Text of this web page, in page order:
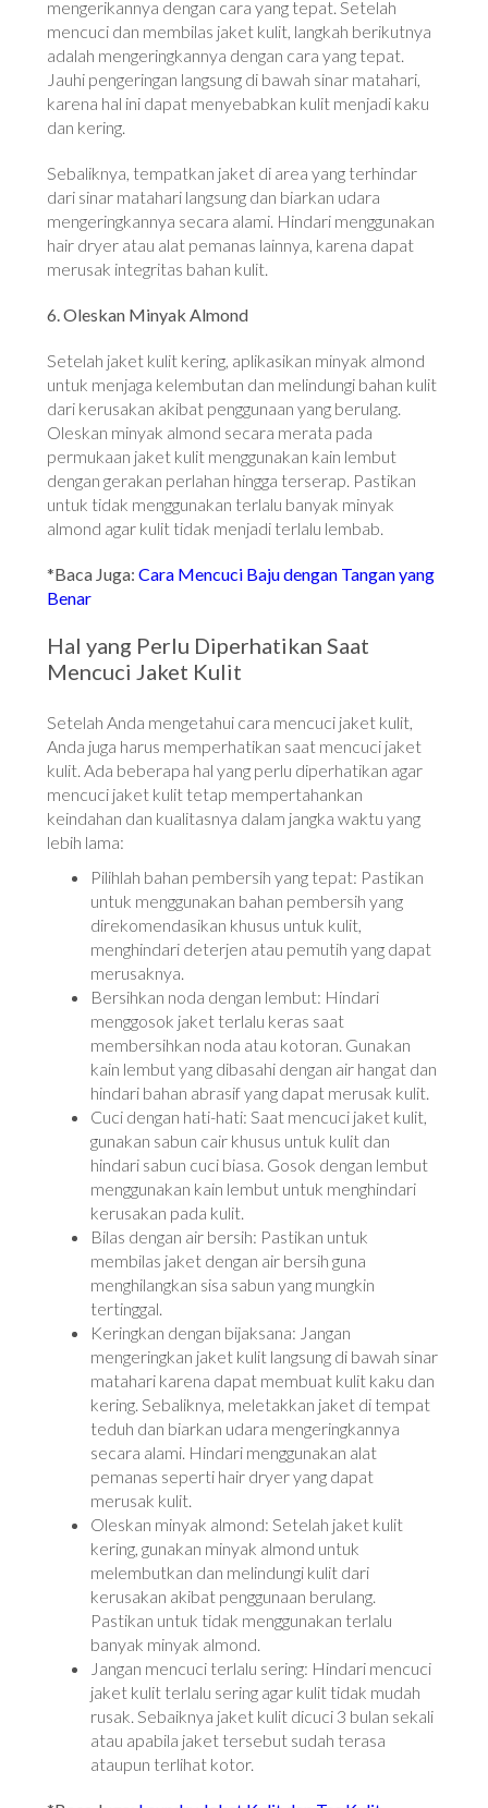
mengerikannya dengan cara yang tepat. Setelah
mencuci dan membilas jaket kulit, langkah berikutnya
adalah mengeringkannya dengan cara yang tepat.
Jauhi pengeringan langsung di bawah sinar matahari,
karena hal ini dapat menyebabkan kulit menjadi kaku
dan kering.
Sebaliknya, tempatkan jaket di area yang terhindar
dari sinar matahari langsung dan biarkan udara
mengeringkannya secara alami. Hindari menggunakan
hair dryer atau alat pemanas lainnya, karena dapat
merusak integritas bahan kulit.
6. Oleskan Minyak Almond
Setelah jaket kulit kering, aplikasikan minyak almond
untuk menjaga kelembutan dan melindungi bahan kulit
dari kerusakan akibat penggunaan yang berulang.
Oleskan minyak almond secara merata pada
permukaan jaket kulit menggunakan kain lembut
dengan gerakan perlahan hingga terserap. Pastikan
untuk tidak menggunakan terlalu banyak minyak
almond agar kulit tidak menjadi terlalu lembab.
*Baca Juga:Cara Mencuci Baju dengan Tangan yang
Benar
Hal yang Perlu Diperhatikan Saat
Mencuci Jaket Kulit
Setelah Anda mengetahui cara mencuci jaket kulit,
Anda juga harus memperhatikan saat mencuci jaket
kulit. Ada beberapa hal yang perlu diperhatikan agar
mencuci jaket kulit tetap mempertahankan
keindahan dan kualitasnya dalam jangka waktu yang
lebih lama:
Pilihlah bahan pembersih yang tepat: Pastikan
untuk menggunakan bahan pembersih yang
direkomendasikan khusus untuk kulit,
menghindari deterjen atau pemutih yang dapat
merusaknya.
Bersihkan noda dengan lembut: Hindari
menggosok jaket terlalu keras saat
membersihkan noda atau kotoran. Gunakan
kain lembut yang dibasahi dengan air hangat dan
hindari bahan abrasif yang dapat merusak kulit.
Cuci dengan hati-hati: Saat mencuci jaket kulit,
gunakan sabun cair khusus untuk kulit dan
hindari sabun cuci biasa. Gosok dengan lembut
menggunakan kain lembut untuk menghindari
kerusakan pada kulit.
Bilas dengan air bersih: Pastikan untuk
membilas jaket dengan air bersih guna
menghilangkan sisa sabun yang mungkin
tertinggal.
Keringkan dengan bijaksana: Jangan
mengeringkan jaket kulit langsung di bawah sinar
matahari karena dapat membuat kulit kaku dan
kering. Sebaliknya, meletakkan jaket di tempat
teduh dan biarkan udara mengeringkannya
secara alami. Hindari menggunakan alat
pemanas seperti hair dryer yang dapat
merusak kulit.
Oleskan minyak almond: Setelah jaket kulit
kering, gunakan minyak almond untuk
melembutkan dan melindungi kulit dari
kerusakan akibat penggunaan berulang.
Pastikan untuk tidak menggunakan terlalu
banyak minyak almond.
Jangan mencuci terlalu sering: Hindari mencuci
jaket kulit terlalu sering agar kulit tidak mudah
rusak. Sebaiknya jaket kulit dicuci 3 bulan sekali
atau apabila jaket tersebut sudah terasa
ataupun terlihat kotor.